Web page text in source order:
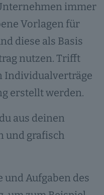
immer
Vorlagen für
diese als Basis
nutzen. Trifft
Individualverträge
erstellt werden.
aus deinen
und grafisch
Aufgaben des